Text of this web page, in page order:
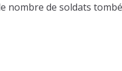
de soldats